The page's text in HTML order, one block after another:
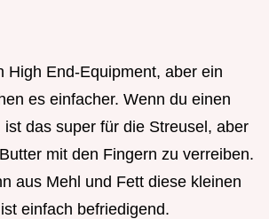
High End-Equipment, aber ein
es einfacher. Wenn du einen
ist das super für die Streusel, aber
mit den Fingern zu verreiben.
aus Mehl und Fett diese kleinen
einfach befriedigend.